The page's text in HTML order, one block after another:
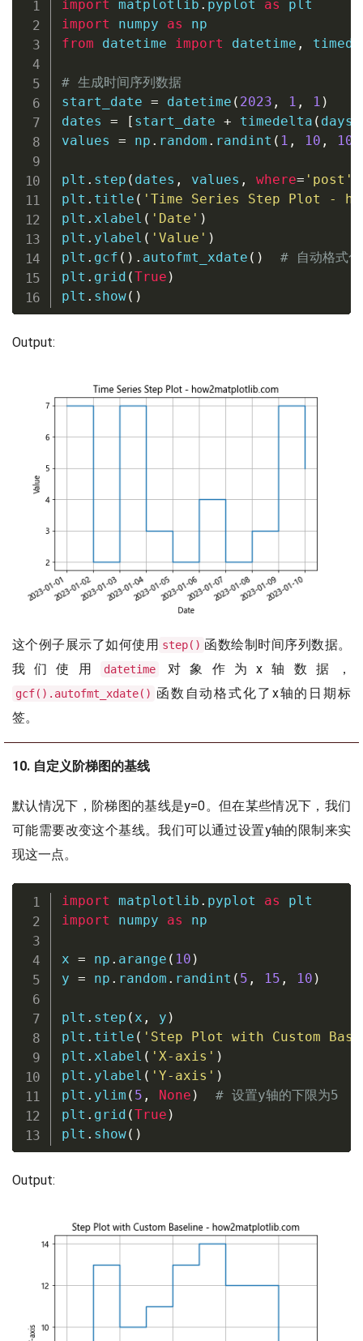
import matplotlib . pyplot as
import numpy as
from datetime import datetime ,
# 生成时间序列数据
start_date = datetime ( 2023 , 1 , 1 )
dates = [ start_date + timedelta ( days
values = np . random . randint ( 1 , 10 , 10
plt . step ( dates , values , where= 'post'
plt . title ( 'Time Series Step Plot -
plt . xlabel ( 'Date' )
plt . ylabel ( 'Value' )
plt . gcf ( ) . autofmt_xdate ( )
# 自动格式
plt . grid (True )
plt . show( )
Output:
这个例子展示了如何使用 step() 函数绘制时间序列数据。
我们使用
datetime 对象作为x轴数据，
gcf().autofmt_xdate() 函数自动格式化了x轴的日期标
签。
10. 自定义阶梯图的基线
默认情况下，阶梯图的基线是y=0。但在某些情况下，我们
可能需要改变这个基线。我们可以通过设置y轴的限制来实
现这一点。
import matplotlib . pyplot as
import numpy as np
x = np . arange ( 10 )
y = np . random . randint ( 5 , 15 , 10 )
plt . step ( x , y )
plt . title ( 'Step Plot with Custom
plt . xlabel ( 'X-axis' )
plt . ylabel ( 'Y-axis' )
plt . ylim ( 5 , None )
# 设置y轴的下限为5
plt . grid (True )
plt . show( )
Output: